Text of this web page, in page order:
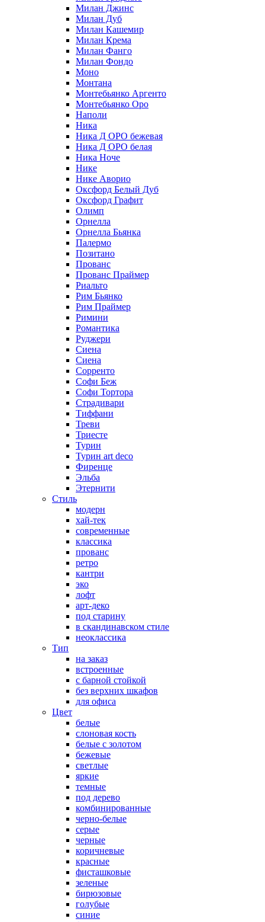
Милан Джинс
Милан Дуб
Милан Кашемир
Милан Крема
Милан Фанго
Милан Фондо
Моно
Монтана
Монтебьянко Аргенто
Монтебьянко Оро
Наполи
Ника
Ника Д ОРО бежевая
Ника Д ОРО белая
Ника Ноче
Нике
Нике Аворио
Оксфорд Белый Дуб
Оксфорд Графит
Олимп
Орнелла
Орнелла Бьянка
Палермо
Позитано
Прованс
Прованс Праймер
Риальто
Рим Бьянко
Рим Праймер
Римини
Романтика
Руджери
Сиена
Сиена
Сорренто
Софи Беж
Софи Тортора
Страдивари
Тиффани
Треви
Триесте
Турин
Турин art deco
Фиренце
Эльба
Этернити
Стиль
модерн
хай-тек
современные
классика
прованс
ретро
кантри
эко
лофт
арт-деко
под старину
в скандинавском стиле
неоклассика
Тип
на заказ
встроенные
с барной стойкой
без верхних шкафов
для офиса
Цвет
белые
слоновая кость
белые с золотом
бежевые
светлые
яркие
темные
под дерево
комбинированные
черно-белые
серые
черные
коричневые
красные
фисташковые
зеленые
бирюзовые
голубые
синие